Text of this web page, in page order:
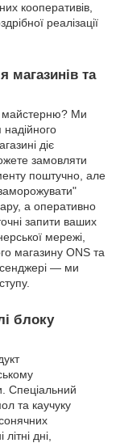
кооперативів,
реалізації
магазинів та
майстерню? Ми
діє
замовляти
поштучно, але
а оперативно
запити ваших
мережі,
магазину ONS та
— ми
блоку
Спеціальний
та каучуку
дні,